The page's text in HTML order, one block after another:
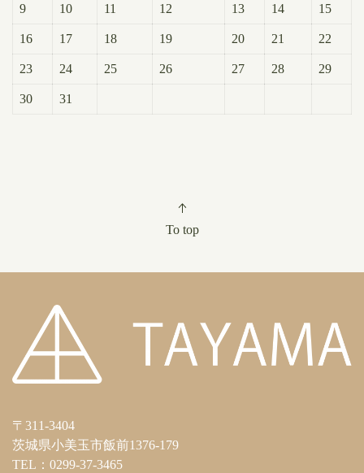
9 10 11 12 13 14 15
16 17 18 19 20 21 22
23 24 25 26 27 28 29
30 31
To top
〒311-3404
茨城県小美玉市飯前1376-179
TEL：0299-37-3465